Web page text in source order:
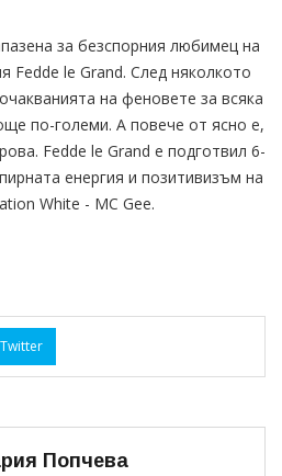
за безспорния любимец на
Fedde le Grand. След няколкото
на феновете за всяка
по-големи. А повече от ясно е,
Fedde le Grand е подготвил 6-
енергия и позитивизъм на
White - MC Gee.
Twitter
Попчева